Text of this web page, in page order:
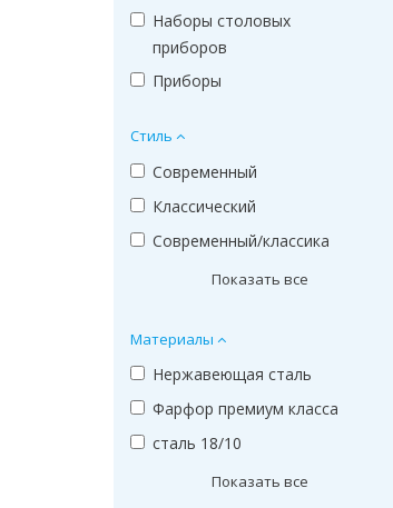
Наборы столовых
приборов
Приборы
Стиль
Современный
Классический
Современный/классика
Показать все
Материалы
Нержавеющая сталь
Фарфор премиум класса
сталь 18/10
Показать все